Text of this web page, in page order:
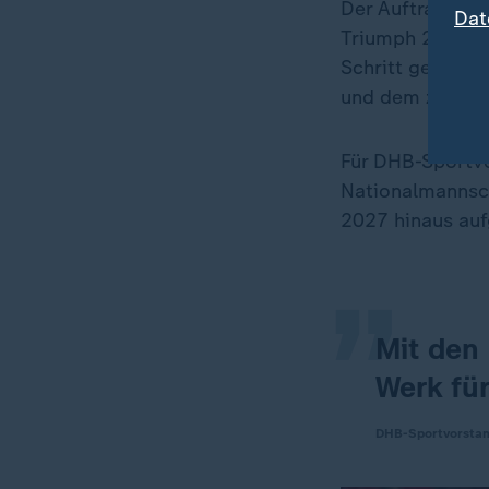
Der Auftrag ist
Triumph 2016
Schritt gehen
und dem
Für DHB-
2027 hinaus
Mit den
Werk
„